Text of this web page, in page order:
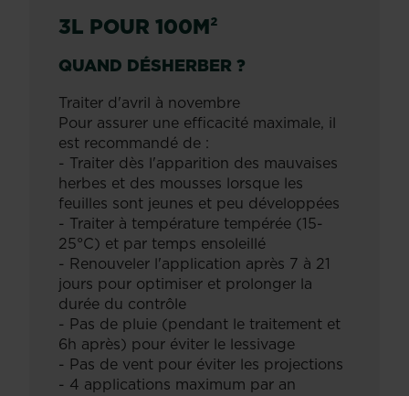
3L POUR 100M²
QUAND DÉSHERBER ?
Traiter d'avril à novembre
Pour assurer une efficacité maximale, il
est recommandé de :
- Traiter dès l'apparition des mauvaises
herbes et des mousses lorsque les
feuilles sont jeunes et peu développées
- Traiter à température tempérée (15-
25°C) et par temps ensoleillé
- Renouveler l'application après 7 à 21
jours pour optimiser et prolonger la
durée du contrôle
- Pas de pluie (pendant le traitement et
6h après) pour éviter le lessivage
- Pas de vent pour éviter les projections
- 4 applications maximum par an